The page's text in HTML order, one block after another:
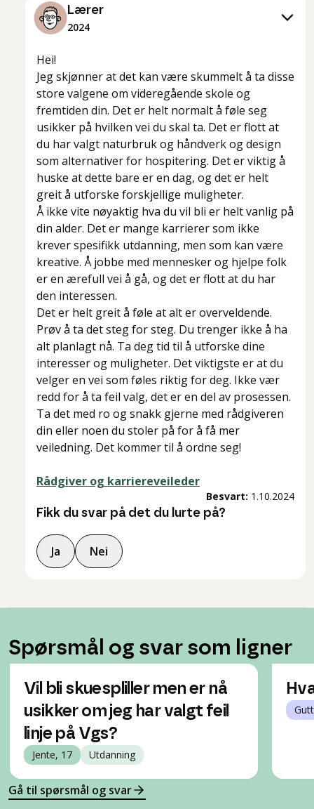
Lærer
2024
Hei!
Jeg skjønner at det kan være skummelt å ta disse
store valgene om videregående skole og
fremtiden din. Det er helt normalt å føle seg
usikker på hvilken vei du skal ta. Det er flott at
du har valgt naturbruk og håndverk og design
som alternativer for hospitering. Det er viktig å
huske at dette bare er en dag, og det er helt
greit å utforske forskjellige muligheter.
Å ikke vite nøyaktig hva du vil bli er helt vanlig på
din alder. Det er mange karrierer som ikke
krever spesifikk utdanning, men som kan være
kreative. Å jobbe med mennesker og hjelpe folk
er en ærefull vei å gå, og det er flott at du har
den interessen.
Det er helt greit å føle at alt er overveldende.
Prøv å ta det steg for steg. Du trenger ikke å ha
alt planlagt nå. Ta deg tid til å utforske dine
interesser og muligheter. Det viktigste er at du
velger en vei som føles riktig for deg. Ikke vær
redd for å ta feil valg, det er en del av prosessen.
Ta det med ro og snakk gjerne med rådgiveren
din eller noen du stoler på for å få mer
veiledning. Det kommer til å ordne seg!
Rådgiver og karriereveileder
Besvart: 1.10.2024
Fikk du svar på det du lurte på?
Ja Nei
Spørsmål og svar som ligner
Vil bli skuespliller men er nå
usikker om jeg har valgt feil
linje på Vgs?
Jente, 17 Utdanning
Gå til spørsmål og svar